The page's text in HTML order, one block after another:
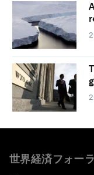
世界経済フォー